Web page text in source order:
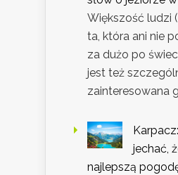
Większość ludzi
ta, która ani nie
za dużo po
jest też
zainteresowana
jechać,
najlepszą